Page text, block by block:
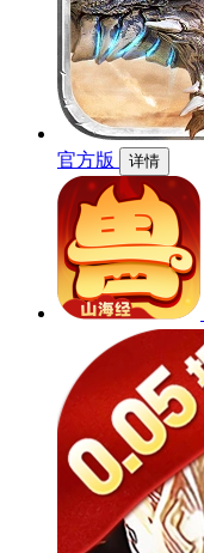
官方版
详情